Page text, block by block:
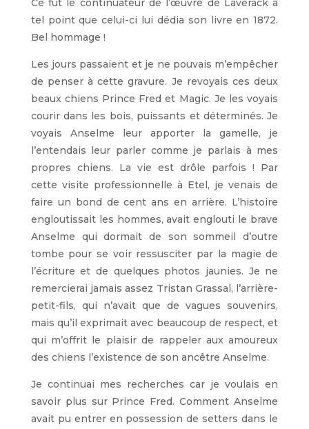
Ce fut le continuateur de l’œuvre de Laverack à
tel point que celui-ci lui dédia son livre en 1872.
Bel hommage !
Les jours passaient et je ne pouvais m’empêcher
de penser à cette gravure. Je revoyais ces deux
beaux chiens Prince Fred et Magic. Je les voyais
courir dans les bois, puissants et déterminés. Je
voyais Anselme leur apporter la gamelle, je
l’entendais leur parler comme je parlais à mes
propres chiens. La vie est drôle parfois ! Par
cette visite professionnelle à Etel, je venais de
faire un bond de cent ans en arrière. L’histoire
engloutissait les hommes, avait englouti le brave
Anselme qui dormait de son sommeil d’outre
tombe pour se voir ressusciter par la magie de
l’écriture et de quelques photos jaunies. Je ne
remercierai jamais assez Tristan Grassal, l’arrière-
petit-fils, qui n’avait que de vagues souvenirs,
mais qu’il exprimait avec beaucoup de respect, et
qui m’offrit le plaisir de rappeler aux amoureux
des chiens l’existence de son ancêtre Anselme.
Je continuai mes recherches car je voulais en
savoir plus sur Prince Fred. Comment Anselme
avait pu entrer en possession de setters dans le